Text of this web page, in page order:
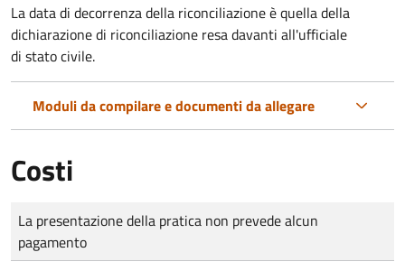
La data di decorrenza della riconciliazione è quella della
dichiarazione di riconciliazione resa davanti all'ufficiale
di stato civile.
Moduli da compilare e documenti da allegare
Costi
Tipo di pagamento
Importo
La presentazione della pratica non prevede alcun
pagamento